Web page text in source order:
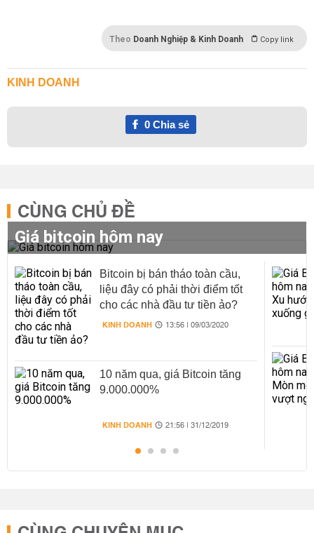
Theo Doanh Nghiệp & Kinh Doanh Copy link
KINH DOANH
0Chia sẻ
CÙNG CHỦ ĐỀ
Giá bitcoin hôm nay
Bitcoin bị bán tháo toàn cầu,
liệu đây có phải thời điểm tốt
cho các nhà đầu tư tiền ảo?
KINH DOANH 13:56 | 09/03/2020
10 năm qua, giá Bitcoin tăng
9.000.000%
KINH DOANH 21:56 | 31/12/2019